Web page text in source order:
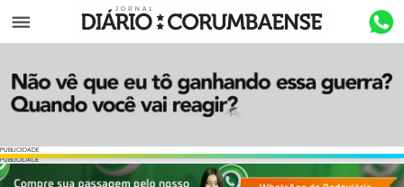
Menu
PUBLICIDADE
PUBLICIDADE